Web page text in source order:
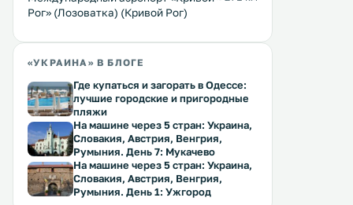
Рог» (Лозоватка) (Кривой Рог)
«УКРАИНА» В БЛОГЕ
Где купаться и загорать в Одессе:
лучшие городские и пригородные
пляжи
На машине через 5 стран: Украина,
Словакия, Австрия, Венгрия,
Румыния. День 7: Мукачево
На машине через 5 стран: Украина,
Словакия, Австрия, Венгрия,
Румыния. День 1: Ужгород